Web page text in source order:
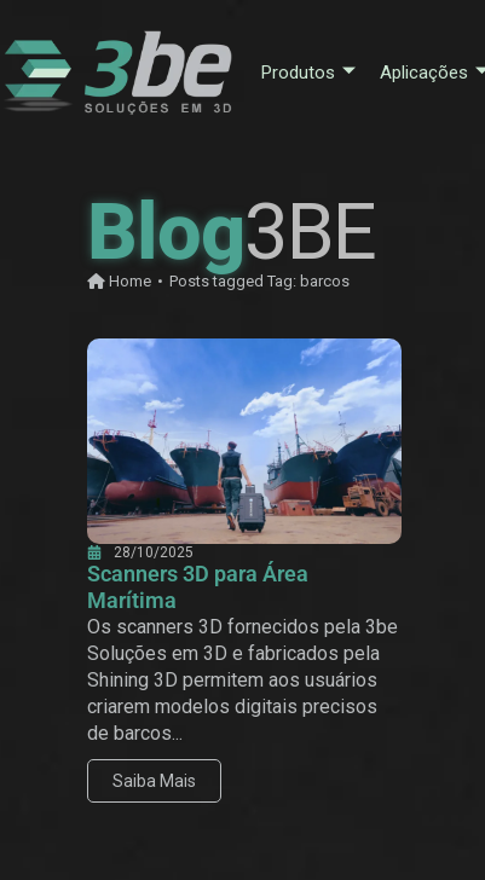
Produtos Aplicações
Blog3BE
Home • Posts tagged Tag: barcos
28/10/2025
Scanners 3D para Área
Marítima
Os scanners 3D fornecidos pela 3be
Soluções em 3D e fabricados pela
Shining 3D permitem aos usuários
criarem modelos digitais precisos
de barcos...
Saiba Mais